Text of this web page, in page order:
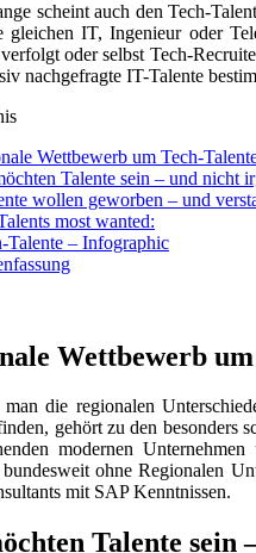
scheint auch den Tech-
gleichen IT, Ingenieur oder
oder selbst Tech-
nachgefragte IT-Talente
Wettbewerb um Tech-
Talente sein – und nicht
wollen geworben – und
most wanted:
Talente – Infographic
Wettbewerb
die regionalen
gehört zu den besonders
modernen
ohne Regionalen
mit SAP Kenntnissen.
Talente